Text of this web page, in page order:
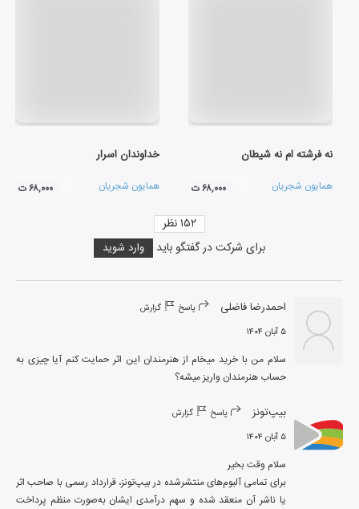
نه فرشته ام نه شیطان
همایون شجریان ۶۸,۰۰۰ ت
خداوندان اسرار
همایون شجریان ۶۸,۰۰۰ ت
برای شرکت در گفتگو باید وارد شوید
۱۵۲نظر
احمدرضا فاضلی پاسخ گزارش
۵ آبان ۱۴۰۴
سلام من با خرید میخام از هنرمندان این اثر حمایت کنم آیا چیزی به
حساب هنرمندان واریز میشه؟
بیپ‌تونز پاسخ گزارش
۵ آبان ۱۴۰۴
یا ناشر آن منعقد شده و سهم درآمدی ایشان به‌صورت منظم پرداخت